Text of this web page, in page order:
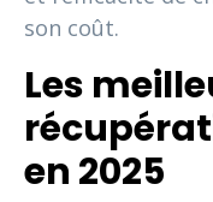
son coût.
Les
en 2025